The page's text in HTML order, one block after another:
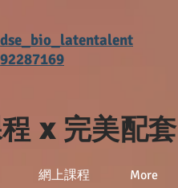
dse_bio_latentalent
92287169
x 完美配套
網上課程 More